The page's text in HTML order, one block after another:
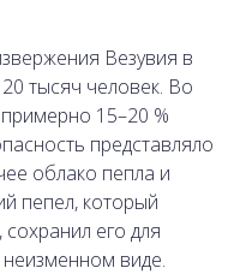
Везувия в
тысяч человек. Во
15–20 %
представляло
облако пепла и
пепел, который
его для
виде.